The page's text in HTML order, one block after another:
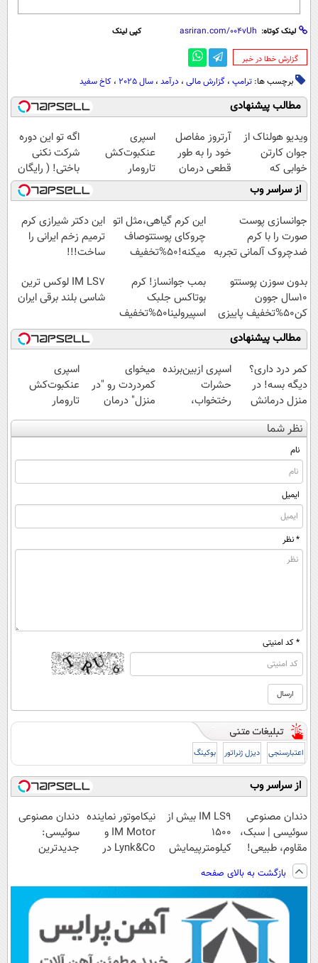
لینک کوتاه: کپی لینک
‌گزارش خطا در خبر
برچسب ها: ترامپ ، گزارش مالی ، درآمد ، سال 2025 ، کاخ سفید
مطالب پیشنهادی
ویدیو هولناک از
جوان کارتن
خوابی که
میلیاردر شد.
آموزش رایگان
آرتروز مفاصل
خود را به طور
قطعی درمان
کنید!
◗پرسش‌نامه◖
اسپری
عنکبوت‌‌کش
تارومار
ازبین‌برنده انواع
عنکبوت
اگه تو این دوره
شرکت نکنی
باختی! ( رایگان
آموزش ببین
پولدار شی)
از سراسر وب
جوانسازی پوست
صورت را با کرم
ضدچروک آلمانی تجربه
این کرم گیاهی،مثل اتو
چروکای پوستتوصاف
میکنه!50%تخفیف
این دکتر شیرازی کرم
ترمیم زخم ایرانی را
ساخت!!!
بدون سوزن پوستتو
10سال جوون
کن50%تخفیف پاییزی
بمب جوانساز! کرم
بوتاکس جلبک
اسپیرولینا50%تخفیف
IM LS7 لوکس ترین
شاسی بلند برقی ایران
مطالب پیشنهادی
کمر درد داری؟
دیگه بسه! در
منزل درمانش
کن
(◀پرسش‌نامه)
اسپری ازبین‌برنده
حشرات
رختخواب،
مناسب برای
میخوای
کمردردت رو "در
منزل" درمان
کنی؟ (◂فیلم +
اسپری
عنکبوت‌‌کش
تارومار
ازبین‌برنده انواع
نظر شما
نام
ایمیل
* نظر
* کد امنیتی
اعتبارسنجی دیزل ژنراتور بوکینگ
از سراسر وب
دندان مصنوعی
سوئیسی | سبک،
مقاوم، طبیعی!
ویزیت
رایگان+پرداخت
اقساطی😍
IM LS9 بیش از
1500
کیلومترپیمایش
نیکاموتور نماینده
IM Motor و
Lynk&Co در
دندان مصنوعی
سوئیسی:
جدیدترین
پرداخت قسطی
بازگشت به بالای صفحه